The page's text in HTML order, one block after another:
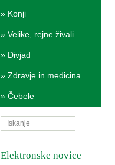
» Konji
» Velike, rejne živali
» Divjad
» Zdravje in medicina
» Čebele
Elektronske novice